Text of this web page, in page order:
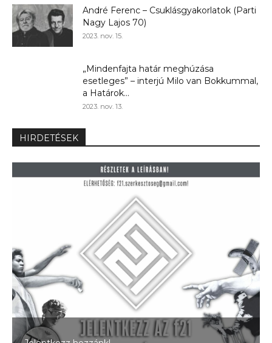
André Ferenc – Csuklásgyakorlatok (Parti
Nagy Lajos 70)
2023. nov. 15.
„Mindenfajta határ meghúzása
esetleges” – interjú Milo van Bokkummal,
a Határok...
2023. nov. 13.
HIRDETÉSEK